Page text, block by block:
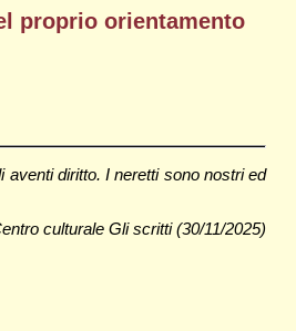
proprio orientamento
diritto. I neretti sono nostri ed
culturale Gli scritti (30/11/2025)